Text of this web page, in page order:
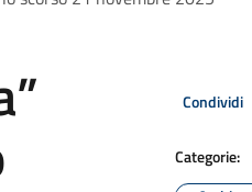
Condividi
Categorie: